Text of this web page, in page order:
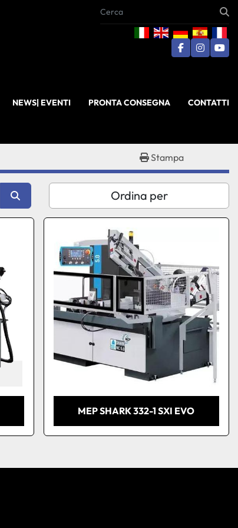
facebook
NEWS| EVENTI PRONTA CONSEGNA CONTATTI
Stampa
Ordina per
MEP SHARK 332-1 SXI EVO